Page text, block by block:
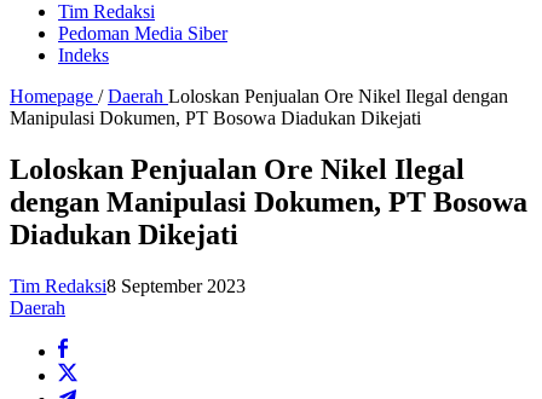
Tim Redaksi
Pedoman Media Siber
Indeks
Homepage / Daerah Loloskan Penjualan Ore Nikel Ilegal dengan
Manipulasi Dokumen, PT Bosowa Diadukan Dikejati
Loloskan Penjualan Ore Nikel Ilegal
dengan Manipulasi Dokumen, PT Bosowa
Diadukan Dikejati
Tim Redaksi8 September 2023
Daerah